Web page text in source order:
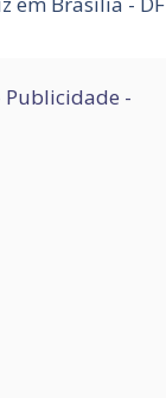
Publicidade -